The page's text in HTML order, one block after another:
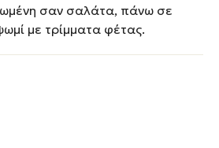
σαν σαλάτα, πάνω σε
με τρίμματα φέτας.